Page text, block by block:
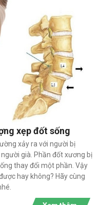
xẹp đốt sống
xảy ra với người bị
già. Phần đốt xương bị
thay đổi một phần. Vậy
hay không? Hãy cùng